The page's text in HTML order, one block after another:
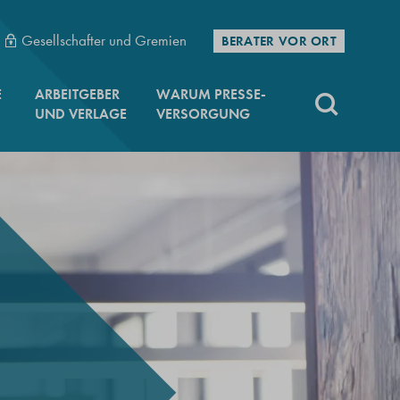
ARBEITGEBER
UND VERLAGE
WARUM PRESSE-
VERSORGUNG
Gesellschafter und Gremien BERATER VOR ORT